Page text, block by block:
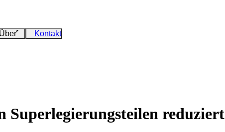
Über Kontakt
Superlegierungsteilen reduziert